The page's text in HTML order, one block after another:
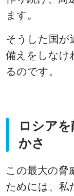
ます。
そうした国が
備えをしなけ
るのです。
ロシア
かさ
この最大の脅
ためには、私